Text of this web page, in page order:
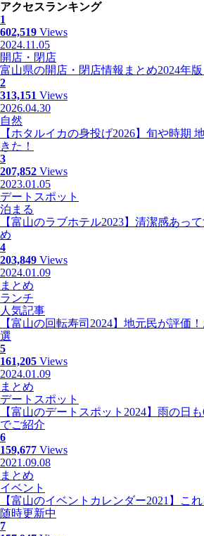
アクセスランキング
1
602,519 Views
2024.11.05
開店・閉店
富山県の開店・閉店情報まとめ2024年版
2
313,151 Views
2026.04.30
自然
【ホタルイカの身投げ2026】旬や時期
きた！
3
207,852 Views
2023.01.05
デートスポット
泊まる
【富山のラブホテル2023】清潔感あっ
め
4
203,849 Views
2024.01.09
まとめ
ランチ
人気記事
【富山の回転寿司2024】地元民が評価
選
5
161,205 Views
2024.01.09
まとめ
デートスポット
【富山のデートスポット2024】雨の日
でご紹介
6
159,677 Views
2021.09.08
まとめ
イベント
【富山のイベントカレンダー2021】こ
随時更新中
7